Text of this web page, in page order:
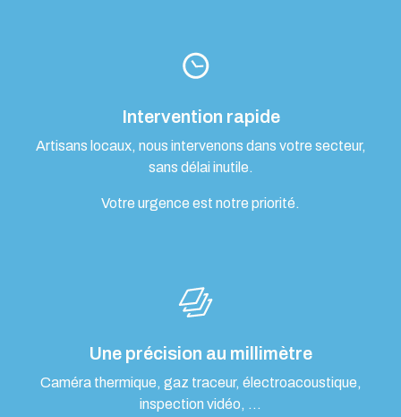
Intervention rapide
Artisans locaux, nous intervenons dans votre secteur,
sans délai inutile.
Votre urgence est notre priorité.
Une précision au millimètre
Caméra thermique, gaz traceur, électroacoustique,
inspection vidéo, …